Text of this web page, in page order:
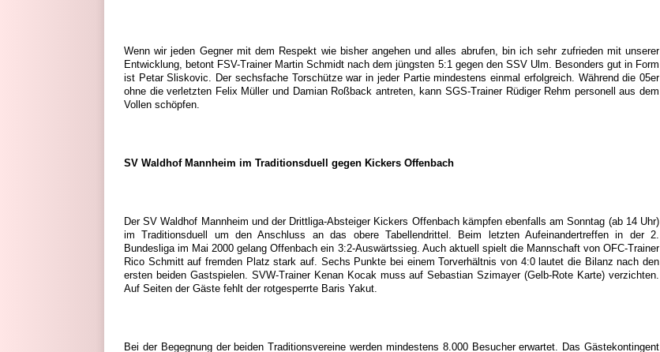
Wenn wir jeden Gegner mit dem Respekt wie bisher angehen und alles abrufen, bin ich sehr zufrieden mit unserer
Entwicklung, betont FSV-Trainer Martin Schmidt nach dem jüngsten 5:1 gegen den SSV Ulm. Besonders gut in Form
ist Petar Sliskovic. Der sechsfache Torschütze war in jeder Partie mindestens einmal erfolgreich. Während die 05er
ohne die verletzten Felix Müller und Damian Roßback antreten, kann SGS-Trainer Rüdiger Rehm personell aus dem
Vollen schöpfen.
SV Waldhof Mannheim im Traditionsduell gegen Kickers Offenbach
Der SV Waldhof Mannheim und der Drittliga-Absteiger Kickers Offenbach kämpfen ebenfalls am Sonntag (ab 14 Uhr)
im Traditionsduell um den Anschluss an das obere Tabellendrittel. Beim letzten Aufeinandertreffen in der 2.
Bundesliga im Mai 2000 gelang Offenbach ein 3:2-Auswärtssieg. Auch aktuell spielt die Mannschaft von OFC-Trainer
Rico Schmitt auf fremden Platz stark auf. Sechs Punkte bei einem Torverhältnis von 4:0 lautet die Bilanz nach den
ersten beiden Gastspielen. SVW-Trainer Kenan Kocak muss auf Sebastian Szimayer (Gelb-Rote Karte) verzichten.
Auf Seiten der Gäste fehlt der rotgesperrte Baris Yakut.
Bei der Begegnung der beiden Traditionsvereine werden mindestens 8.000 Besucher erwartet. Das Gästekontingent